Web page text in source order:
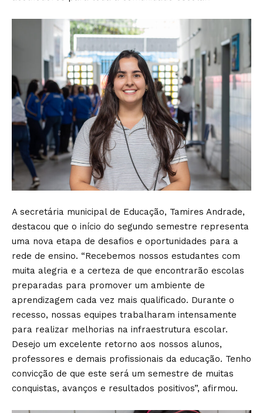
A secretária municipal de Educação, Tamires Andrade,
destacou que o início do segundo semestre representa
uma nova etapa de desafios e oportunidades para a
rede de ensino. “Recebemos nossos estudantes com
muita alegria e a certeza de que encontrarão escolas
preparadas para promover um ambiente de
aprendizagem cada vez mais qualificado. Durante o
recesso, nossas equipes trabalharam intensamente
para realizar melhorias na infraestrutura escolar.
Desejo um excelente retorno aos nossos alunos,
professores e demais profissionais da educação. Tenho
convicção de que este será um semestre de muitas
conquistas, avanços e resultados positivos”, afirmou.